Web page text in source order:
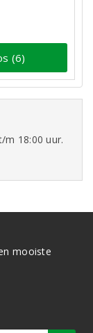
(6)
m 18:00 uur.
mooiste